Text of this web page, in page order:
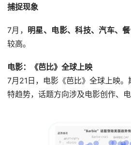
捕捉现象
7月， 明星、电影、科技、汽车、
较高。
电影：《芭比》全球上映
7月21日，电影《芭比》全球上映
特趋势，话题方向涉及电影创作、